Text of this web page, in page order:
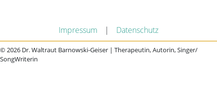
Impressum | Datenschutz
© 2026 Dr. Waltraut Barnowski-Geiser | Therapeutin, Autorin, Singer/
SongWriterin